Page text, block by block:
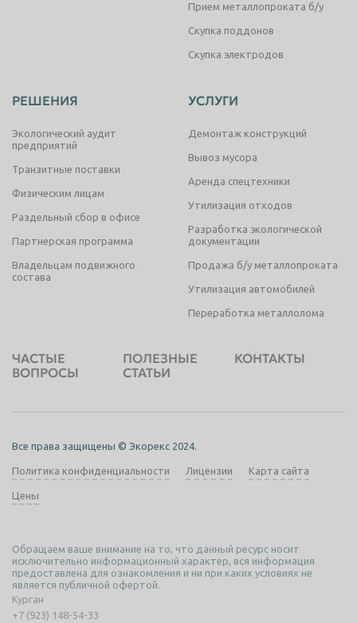
Прием металлопроката б/у
Скупка поддонов
Скупка электродов
РЕШЕНИЯ
Экологический аудит
предприятий
Транзитные поставки
Физическим лицам
Раздельный сбор в офисе
Партнерская программа
Владельцам подвижного
состава
УСЛУГИ
Демонтаж конструкций
Вывоз мусора
Аренда спецтехники
Утилизация отходов
Разработка экологической
документации
Продажа б/у металлопроката
Утилизация автомобилей
Переработка металлолома
ЧАСТЫЕ
ВОПРОСЫ
ПОЛЕЗНЫЕ
СТАТЬИ
КОНТАКТЫ
Все права защищены © Экорекс 2024.
Политика конфиденциальности Лицензии Карта сайта
Цены
Обращаем ваше внимание на то, что данный ресурс носит
исключительно информационный характер, вся информация
предоставлена для ознакомления и ни при каких условиях не
является публичной офертой.
Курган
+7 (923) 148-54-33